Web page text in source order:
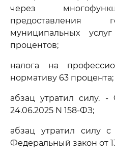
через
предоставления
муниципальных
процентов;
налога на
нормативу 63 процента;
абзац утратил силу.
24.06.2025 N 158-ФЗ;
абзац утратил силу
Федеральный закон от